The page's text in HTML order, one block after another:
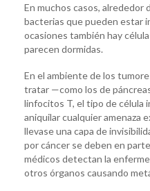
En muchos casos, alrededor
bacterias que pueden estar
ocasiones también hay
parecen dormidas.
En el ambiente de los
tratar —como los de
linfocitos T, el tipo de célula
aniquilar cualquier amenaza
llevase una capa de
por cáncer se deben en
médicos detectan la
otros órganos causando